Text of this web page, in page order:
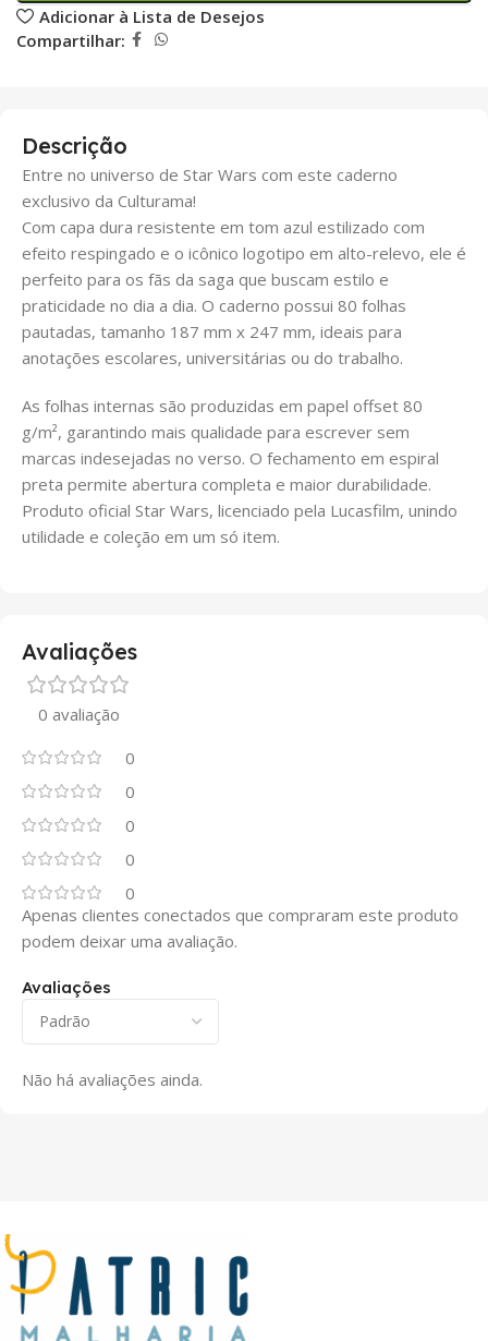
Adicionar à Lista de Desejos
Compartilhar:
Descrição
Entre no universo de Star Wars com este caderno
exclusivo da Culturama!
Com capa dura resistente em tom azul estilizado com
efeito respingado e o icônico logotipo em alto-relevo, ele é
perfeito para os fãs da saga que buscam estilo e
praticidade no dia a dia. O caderno possui 80 folhas
pautadas, tamanho 187 mm x 247 mm, ideais para
anotações escolares, universitárias ou do trabalho.
As folhas internas são produzidas em papel offset 80
g/m², garantindo mais qualidade para escrever sem
marcas indesejadas no verso. O fechamento em espiral
preta permite abertura completa e maior durabilidade.
Produto oficial Star Wars, licenciado pela Lucasfilm, unindo
utilidade e coleção em um só item.
Avaliações
0 avaliação
0
0
0
0
0
Avaliações
Não há avaliações ainda.
Apenas clientes conectados que compraram este produto
podem deixar uma avaliação.